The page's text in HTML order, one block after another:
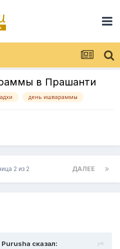
в Прашанти
день ишвараммы
ДАЛЕЕ
2 из 2
сказал: